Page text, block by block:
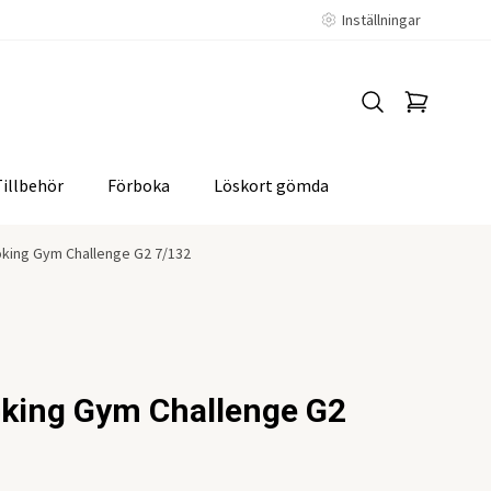
Inställningar
Förboka Löskort gömda
Gym Challenge G2 7/132
Gym Challenge G2